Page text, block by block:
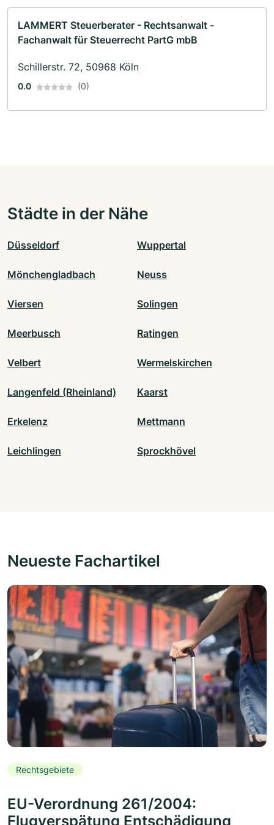
LAMMERT Steuerberater - Rechtsanwalt -
Fachanwalt für Steuerrecht PartG mbB
Schillerstr. 72, 50968 Köln
0.0 (0)
Städte in der Nähe
Düsseldorf Wuppertal
Mönchengladbach Neuss
Viersen Solingen
Meerbusch Ratingen
Velbert Wermelskirchen
Langenfeld (Rheinland) Kaarst
Erkelenz Mettmann
Leichlingen Sprockhövel
Neueste Fachartikel
Rechtsgebiete
EU-Verordnung 261/2004:
Flugverspätung Entschädigung